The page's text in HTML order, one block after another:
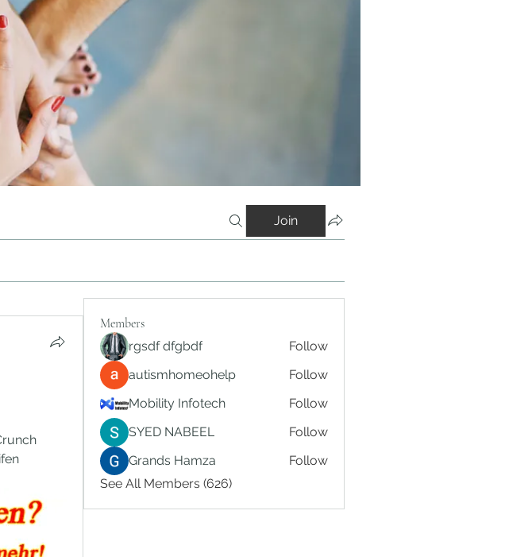
Join
Members
rgsdf dfgbdf
Follow
autismhomeohelp
Follow
Mobility Infotech
Follow
SYED NABEEL
Follow
Grands Hamza
Follow
See All Members (626)